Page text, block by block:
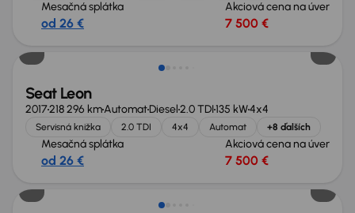
Mesačná splátka
od 26 €
Akciová cena na úver
7 500 €
Možnosť odpočtu DPH
Seat Leon
2017218 296 kmAutomatDiesel2.0 TDI135 kW4x4
Servisná knižka 2.0 TDI 4x4 Automat +8 ďalších
Mesačná splátka
od 26 €
Akciová cena na úver
7 500 €